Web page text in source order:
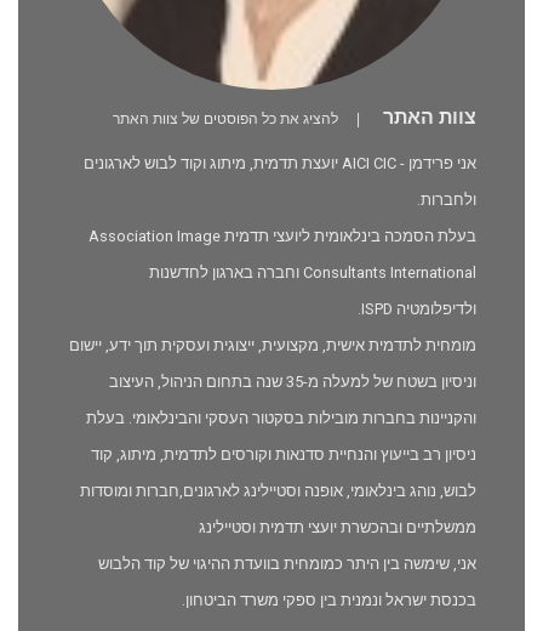
צוות האתר | להציג את כל הפוסטים של צוות האתר
אני פרידמן - AICI CIC יועצת תדמית, מיתוג וקוד לבוש לארגונים
ולחברות.
בעלת הסמכה בינלאומית ליועצי תדמית Association Image
Consultants International וחברה בארגון לחדשנות
ולדיפלומטיה ISPD.
מומחית לתדמית אישית, מקצועית, ייצוגית ועסקית תוך ידע, יישום
וניסיון בשטח של למעלה מ-35 שנה בתחום הניהול, העיצוב
והקניינות בחברות מובילות בסקטור העסקי והבינלאומי. בעלת
ניסיון רב בייעוץ והנחיית סדנאות וקורסים לתדמית, מיתוג, קוד
לבוש, נוהג בינלאומי, אופנה וסטיילינג לארגונים,חברות ומוסדות
ממשלתיים ובהכשרת יועצי תדמית וסטיילינג
אני, שימשה בין היתר כמומחית בוועדת ההיגוי של קוד הלבוש
בכנסת ישראל ונמנית בין ספקי משרד הביטחון.